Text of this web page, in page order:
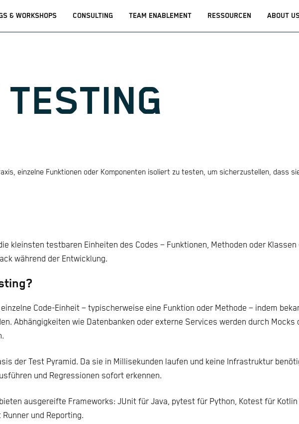
& WORKSHOPS CONSULTING TEAM ENABLEMENT RESSOURCEN ABOUT
einzelne Funktionen oder Komponenten isoliert zu testen, um sicherzustellen, dass
kleinsten testbaren Einheiten des Codes – Funktionen, Methoden oder
während der Entwicklung.
Code-Einheit – typischerweise eine Funktion oder Methode – indem
Abhängigkeiten wie Datenbanken oder externe Services werden durch
der Test Pyramid. Da sie in Millisekunden laufen und keine Infrastruktur
und Regressionen sofort erkennen.
ausgereifte Frameworks: JUnit für Java, pytest für Python, Kotest für Kotlin
und Reporting.